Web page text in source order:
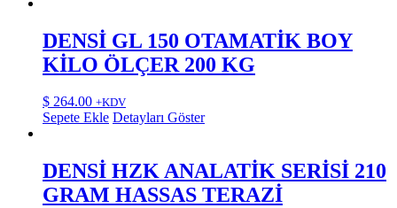
DENSİ GL 150 OTAMATİK BOY
KİLO ÖLÇER 200 KG
$ 264.00 +KDV
Sepete Ekle Detayları Göster
DENSİ HZK ANALATİK SERİSİ 210
GRAM HASSAS TERAZİ